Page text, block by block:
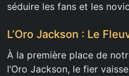
séduire les fans et les
L’Oro Jackson : Le
À la première place de
l’Oro Jackson, le fier